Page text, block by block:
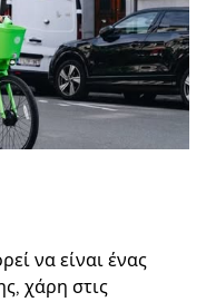
να είναι ένας
χάρη στις